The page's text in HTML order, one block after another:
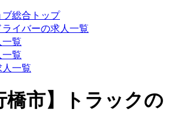
総合トップ
ライバーの求人一覧
一覧
一覧
人一覧
橋市】トラックの